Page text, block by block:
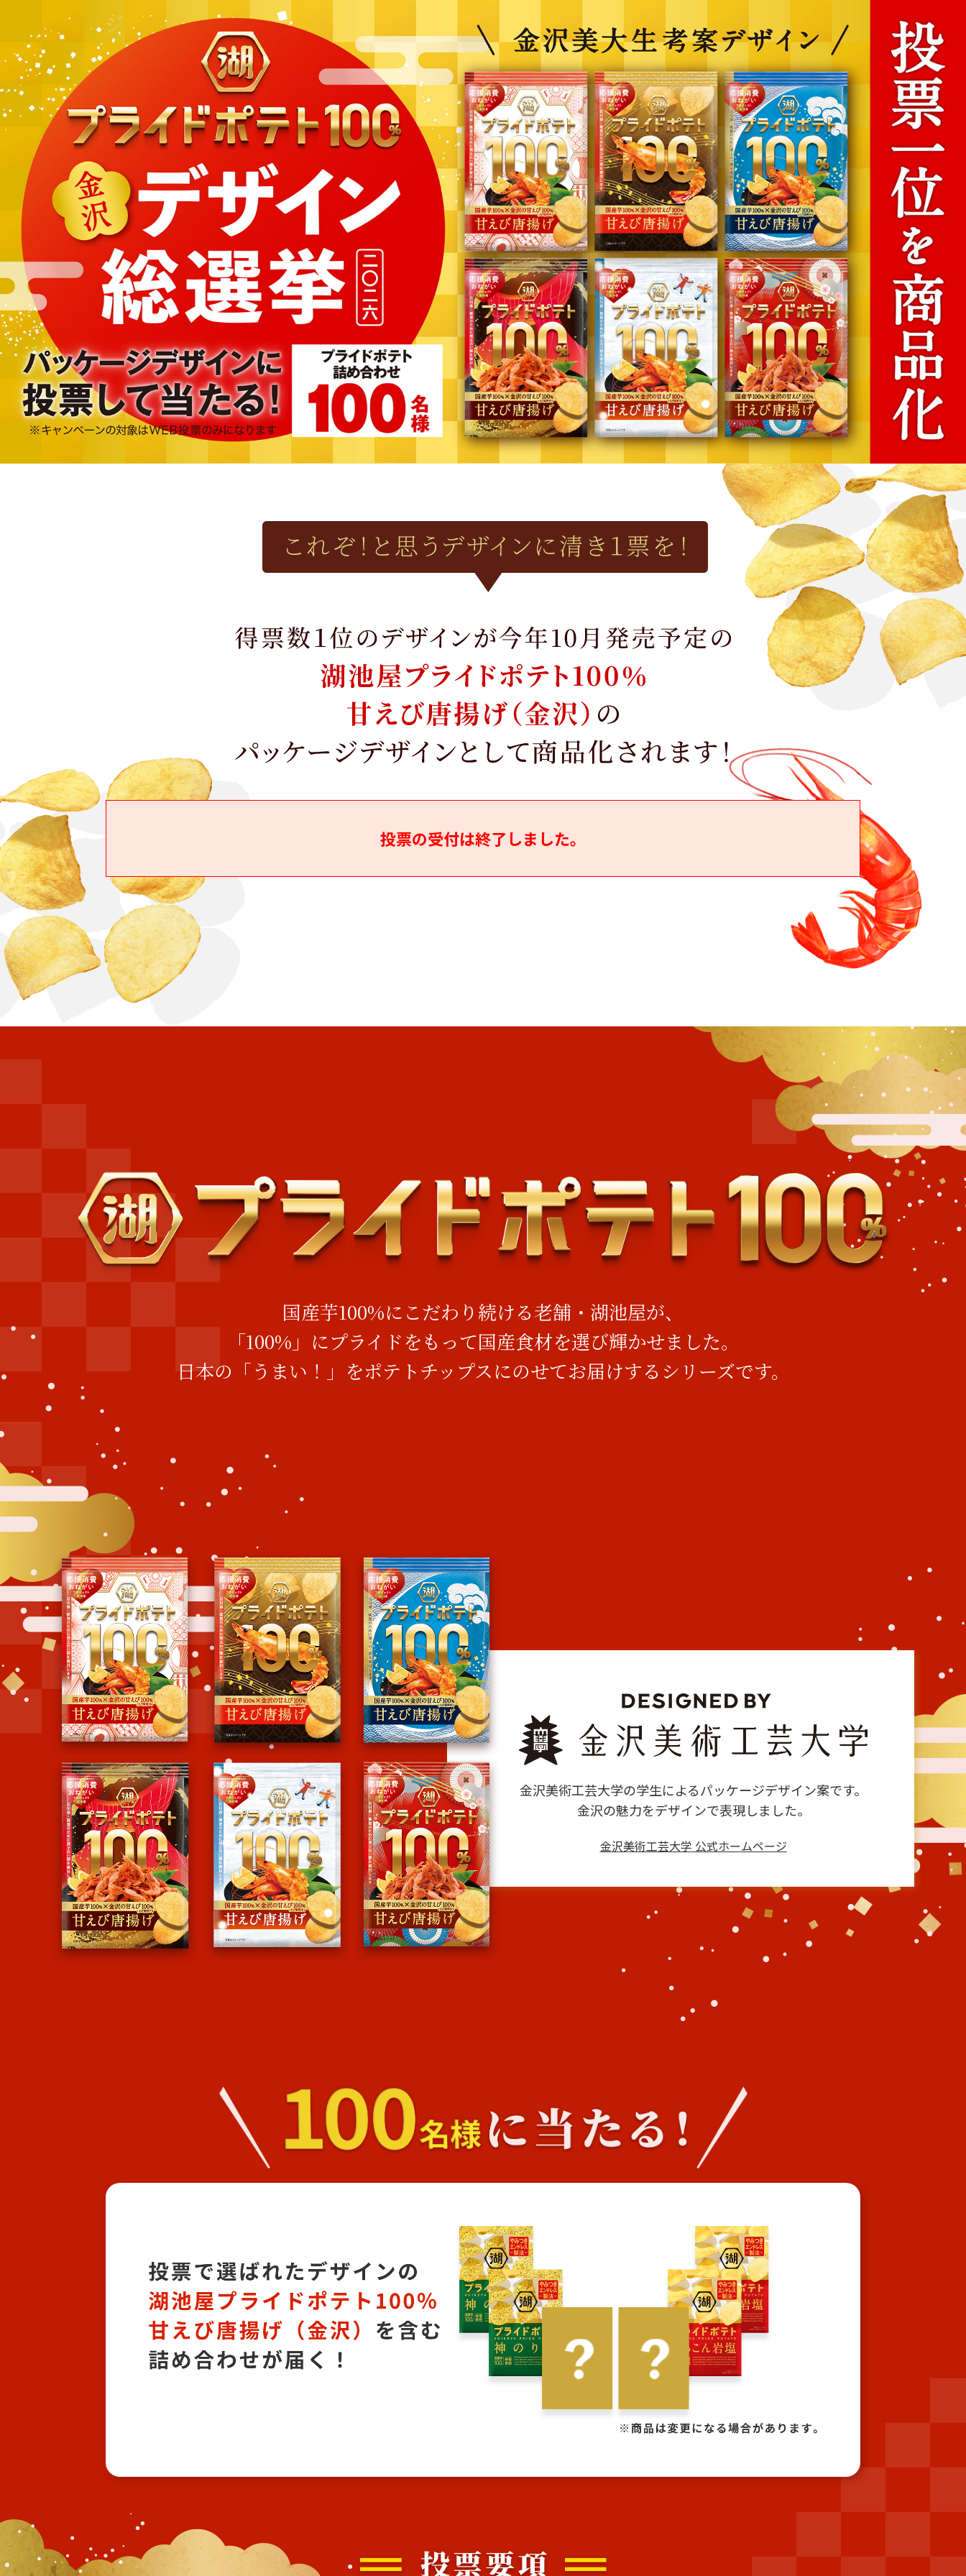
投票の受付は終了しました。
国産芋100%にこだわり続ける老舗・湖池屋が、
「100%」にプライドをもって国産食材を選び輝かせました。
日本の「うまい！」をポテトチップスにのせてお届けするシリーズです。
金沢美術工芸大学の学生によるパッケージデザイン案です。
金沢の魅力をデザインで表現しました。
金沢美術工芸大学 公式ホームページ